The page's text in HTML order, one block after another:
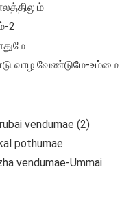
2
வாழ வேண்டுமே-உம்மை
vendumae (2)
pothumae
vendumae-Ummai